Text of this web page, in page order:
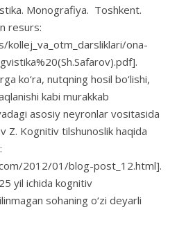
Monografiya. Toshkent.
resurs:
ona-
ko‘ra, nutqning hosil bo‘lishi,
kabi murakkab
asosiy neyronlar vositasida
Z. Kognitiv tilshunoslik haqida
2012/01/blog-post_12.html].
yil ichida kognitiv
sohaning o‘zi deyarli